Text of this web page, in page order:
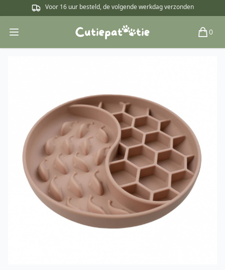
Voor 16 uur besteld, de volgende werkdag verzonden
Open main menu 0